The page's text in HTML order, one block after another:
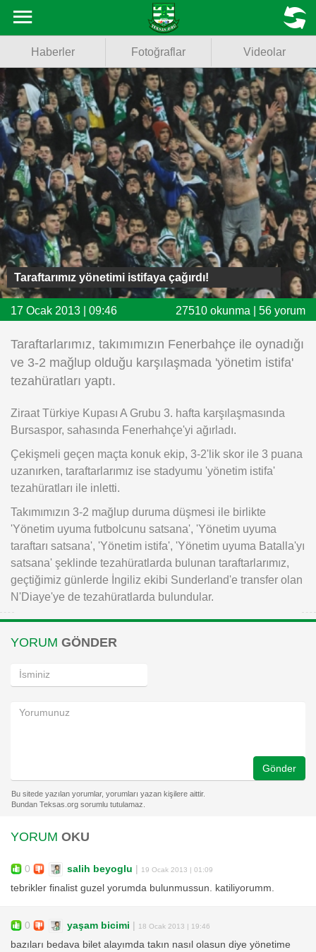
Fotoğraflar
Videolar
Basketbol
Voleybol
Puan Durumu
Fikstür
Facebook
Twitter
Instagram
Android
iOS
MENU
Haberler Fotoğraflar Videolar
Taraftarımız yönetimi istifaya çağırdı!
17 Ocak 2013 | 09:46 27510 okunma | 56 yorum
Taraftarlarımız, takımımızın Fenerbahçe ile oynadığı
ve 3-2 mağlup olduğu karşılaşmada 'yönetim istifa'
tezahüratları yaptı.
Ziraat Türkiye Kupası A Grubu 3. hafta karşılaşmasında
Bursaspor, sahasında Fenerhahçe'yi ağırladı.
Çekişmeli geçen maçta konuk ekip, 3-2'lik skor ile 3 puana
uzanırken, taraftarlarımız ise stadyumu 'yönetim istifa'
tezahüratları ile inletti.
Takımımızın 3-2 mağlup duruma düşmesi ile birlikte
'Yönetim uyuma futbolcunu satsana', 'Yönetim uyuma
taraftarı satsana', 'Yönetim istifa', 'Yönetim uyuma Batalla'yı
satsana' şeklinde tezahüratlarda bulunan taraftarlarımız,
geçtiğimiz günlerde İngiliz ekibi Sunderland'e transfer olan
N'Diaye'ye de tezahüratlarda bulundular.
YORUM GÖNDER
Gönder
YORUM OKU
0 salih beyoglu | 19 Ocak 2013 | 01:09
tebrikler finalist guzel yorumda bulunmussun. katiliyorumm.
0 yaşam bicimi | 18 Ocak 2013 | 19:46
bazıları bedava bilet alayımda takın nasıl olasun diye yönetime